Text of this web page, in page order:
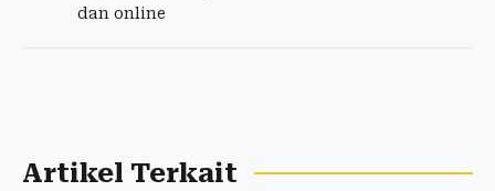
dan online
Artikel Terkait